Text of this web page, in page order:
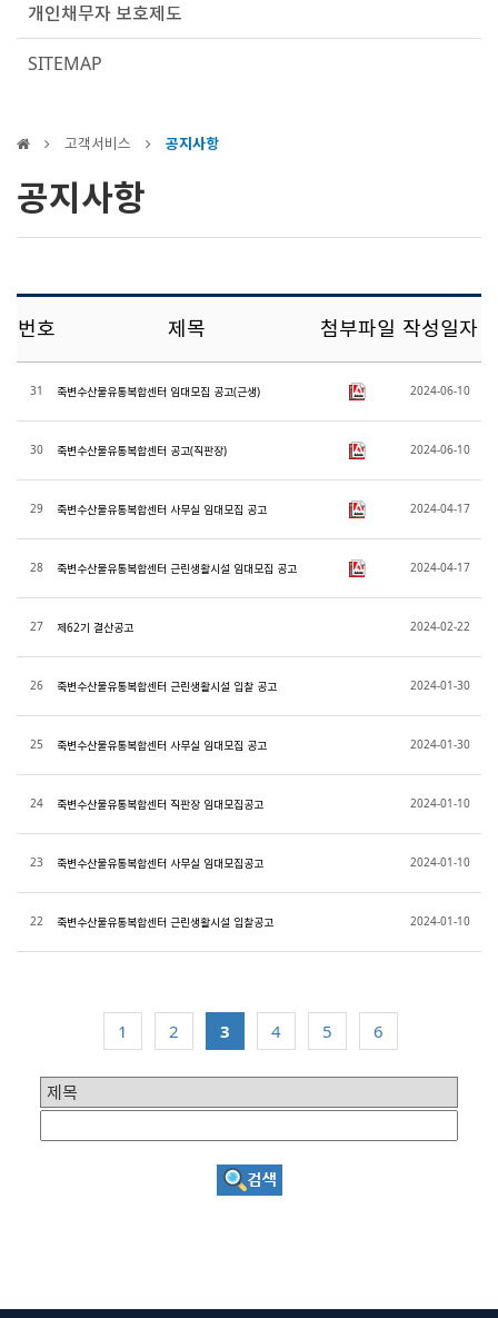
개인채무자 보호제도
SITEMAP
고객서비스 공지사항
공지사항
번호 제목 첨부파일 작성일자
31 죽변수산물유통복합센터 임대모집 공고(근생) 2024-06-10
30 죽변수산물유통복합센터 공고(직판장) 2024-06-10
29 죽변수산물유통복합센터 사무실 임대모집 공고 2024-04-17
28 죽변수산물유통복합센터 근린생활시설 임대모집 공고 2024-04-17
27 제62기 결산공고 2024-02-22
26 죽변수산물유통복합센터 근린생활시설 입찰 공고 2024-01-30
25 죽변수산물유통복합센터 사무실 임대모집 공고 2024-01-30
24 죽변수산물유통복합센터 직판장 임대모집공고 2024-01-10
23 죽변수산물유통복합센터 사무실 임대모집공고 2024-01-10
22 죽변수산물유통복합센터 근린생활시설 입찰공고 2024-01-10
1 2 3 4 5 6